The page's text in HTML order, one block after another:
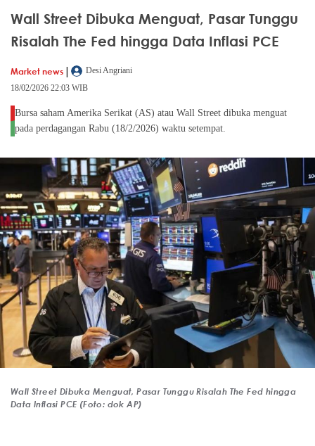
Wall Street Dibuka Menguat, Pasar Tunggu
Risalah The Fed hingga Data Inflasi PCE
Market news |
Desi Angriani
18/02/2026 22:03 WIB
Bursa saham Amerika Serikat (AS) atau Wall Street dibuka menguat
pada perdagangan Rabu (18/2/2026) waktu setempat.
Wall Street Dibuka Menguat, Pasar Tunggu Risalah The Fed hingga
Data Inflasi PCE (Foto: dok AP)